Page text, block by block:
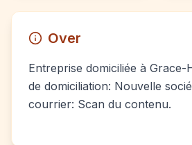
Over
Entreprise domiciliée à Grace-
de domiciliation: Nouvelle
courrier: Scan du contenu.